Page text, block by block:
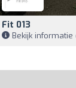
Fit 013
Bekijk